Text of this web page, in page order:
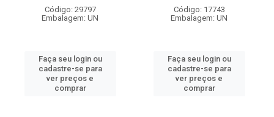
Código: 29797
Embalagem: UN
Faça seu login ou
cadastre-se para
ver preços e
comprar
Código: 17743
Embalagem: UN
Faça seu login ou
cadastre-se para
ver preços e
comprar